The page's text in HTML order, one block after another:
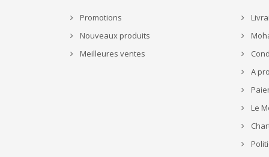
Promotions
Nouveaux produits
Meilleures ventes
A
Le